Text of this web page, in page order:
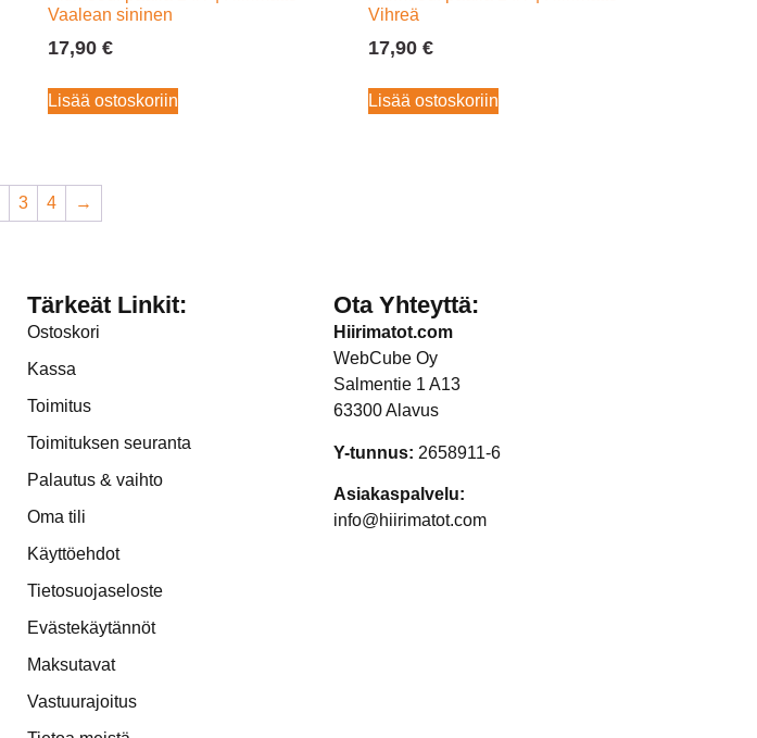
Vaalean sininen
17,90€
Lisää ostoskoriin
Vihreä
17,90€
Lisää ostoskoriin
3 4 →
Tärkeät Linkit:
Ostoskori
Kassa
Toimitus
Toimituksen seuranta
Palautus & vaihto
Oma tili
Käyttöehdot
Tietosuojaseloste
Evästekäytännöt
Maksutavat
Vastuurajoitus
Ota Yhteyttä:
Hiirimatot.com
WebCube Oy
Salmentie 1 A13
63300 Alavus
Y-tunnus: 2658911-6
Asiakaspalvelu:
info@hiirimatot.com